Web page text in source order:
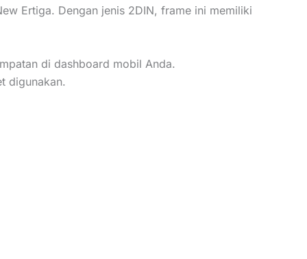
Ertiga. Dengan jenis 2DIN, frame ini memiliki
di dashboard mobil Anda.
digunakan.